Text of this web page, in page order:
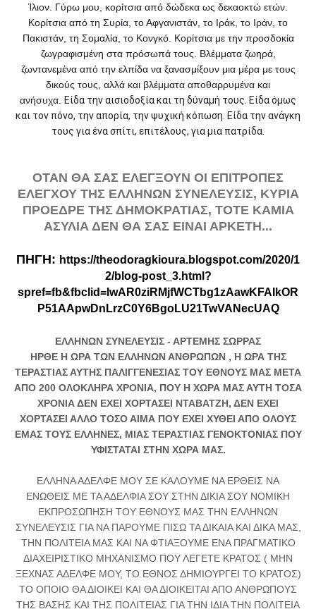
Ίλιον. Γύρω μου, κορίτσια από δώδεκα ως δεκαοκτώ ετών.
Κορίτσια από τη Συρία, το Αφγανιστάν, το Ιράκ, το Ιράν, το
Πακιστάν, τη Σομαλία, το Κονγκό. Κορίτσια με την προσδοκία
ζωγραφισμένη στα πρόσωπά τους. Βλέμματα ζωηρά,
ζωντανεμένα από την ελπίδα να ξανασμίξουν μια μέρα με τους
δικούς τους, αλλά και βλέμματα αποθαρρυμένα και
ανήσυχα.
Είδα την αισιοδοξία και τη δύναμή τους. Είδα όμως
και τον πόνο, την απορία, την ψυχική κόπωση. Είδα την ανάγκη
τους για ένα σπίτι, επιτέλους, για μια πατρίδα.
ΟΤΑΝ ΘΑ ΣΑΣ ΕΛΕΓΞΟΥΝ ΟΙ ΕΠΙΤΡΟΠΕΣ
ΕΛΕΓΧΟΥ ΤΗΣ ΕΛΛΗΝΩΝ ΣΥΝΕΛΕΥΣΙΣ, ΚΥΡΙΑ
ΠΡΟΕΔΡΕ ΤΗΣ ΔΗΜΟΚΡΑΤΙΑΣ, ΤΟΤΕ ΚΑΜΙΑ
ΑΣΥΛΙΑ ΔΕΝ ΘΑ ΣΑΣ ΕΙΝΑΙ ΑΡΚΕΤΗ...
ΠΗΓΗ: https://theodoragkioura.blogspot.com/2020/1
2/blog-post_3.html?
spref=fb&fbclid=IwAR0ziRMjfWCTbg1zAawKFAIkOR
P51AApwDnLrzC0Y6BgoLU21TwVANecUAQ
ΕΛΛΗΝΩΝ ΣΥΝΕΛΕΥΣΙΣ - ΑΡΤΕΜΗΣ ΣΩΡΡΑΣ
ΗΡΘΕ Η ΩΡΑ ΤΩΝ ΕΛΛΗΝΩΝ ΑΝΘΡΩΠΩΝ , Η ΩΡΑ ΤΗΣ
ΤΕΡΑΣΤΙΑΣ ΑΥΤΗΣ ΠΑΛΙΓΓΕΝΕΣΙΑΣ ΤΟΥ ΕΘΝΟΥΣ ΜΑΣ ΜΕΤΑ
ΑΠΟ 200 ΟΛΟΚΛΗΡΑ ΧΡΟΝΙΑ, ΠΟΥ Η ΧΩΡΑ ΜΑΣ ΑΥΤΗ ΤΟΣΑ
ΧΡΟΝΙΑ ΔΕΝ ΕΧΕΙ ΧΟΡΤΑΣΕΙ ΝΤΑΒΑΤΖΗ, ΔΕΝ ΕΧΕΙ
ΧΟΡΤΑΣΕΙ ΑΛΛΟ ΤΟΣΟ ΑΙΜΑ ΠΟΥ ΕΧΕΙ ΧΥΘΕΙ ΑΠΟ ΟΛΟΥΣ
ΕΜΑΣ ΤΟΥΣ ΕΛΛΗΝΕΣ, ΜΙΑΣ ΤΕΡΑΣΤΙΑΣ ΓΕΝΟΚΤΟΝΙΑΣ ΠΟΥ
ΥΦΙΣΤΑΤΑΙ ΣΤΗΝ ΧΩΡΑ ΜΑΣ.
ΕΛΛΗΝΑ ΑΔΕΛΦΕ ΜΟΥ ΣΕ ΚΑΛΟΥΜΕ ΝΑ ΕΡΘΕΙΣ ΝΑ
ΕΝΩΘΕΙΣ ΜΕ ΤΑ ΑΔΕΛΦΙΑ ΣΟΥ ΣΤΗΝ ΔΙΚΙΑ ΣΟΥ ΝΟΜΙΚΗ
ΕΚΠΡΟΣΩΠΗΣΗ ΤΟΥ ΕΘΝΟΥΣ ΜΑΣ ΤΗΝ ΕΛΛΗΝΩΝ
ΣΥΝΕΛΕΥΣΙΣ ΓΙΑ ΝΑ ΠΑΡΟΥΜΕ ΠΙΣΩ ΤΑ ΔΙΚΑΙΑ ΚΑΙ ΔΙΚΑ ΜΑΣ,
ΤΗΝ ΠΟΛΙΤΕΙΑ ΜΑΣ ΚΑΙ ΝΑ ΦΤΙΑΞΟΥΜΕ ΕΝΑ ΠΡΑΓΜΑΤΙΚΟ
ΔΙΑΧΕΙΡΙΣΤΙΚΟ ΜΗΧΑΝΙΣΜΟ ΠΟΥ ΛΕΓΕΤΕ ΚΡΑΤΟΣ ( ΜΗΝ
ΞΕΧΝΑΣ ΑΔΕΛΦΕ ΜΟΥ, ΤΟ ΕΘΝΟΣ ΔΗΜΙΟΥΡΓΕΙ ΤΟ ΚΡΑΤΟΣ)
ΤΟ ΟΠΟΙΟ ΘΑ ΔΙΟΙΚΕΙ ΚΑΙ ΘΑ ΔΙΟΙΚΕΙΤΑΙ ΑΠΟ ΑΝΘΡΩΠΟΥΣ
ΤΗΣ ΒΑΣΗΣ ΚΑΙ ΤΗΣ ΠΟΛΙΤΕΙΑΣ ΓΙΑ ΤΗΝ ΙΔΙΑ ΤΗΝ ΠΟΛΙΤΕΙΑ